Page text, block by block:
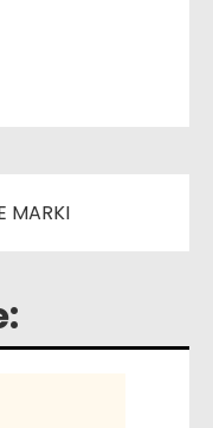
MARKI